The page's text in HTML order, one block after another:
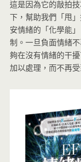
這是因為它的敲拍
下，幫助我們「甩
安情緒的「化學能
制。一旦負面情緒
夠在沒有情緒的干
加以處理，而不再